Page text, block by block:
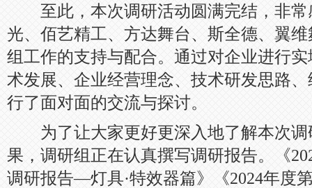
至此，本次调研活动圆满完结，非常
光、佰艺精工、方达舞台、斯全德、翼
组工作的支持与配合。通过对企业进行
术发展、企业经营理念、技术研发思路
行了面对面的交流与探讨。
为了让大家更好更深入地了解本次调
果，调研组正在认真撰写调研报告。《
调研报告—灯具·特效器篇》《2024年度